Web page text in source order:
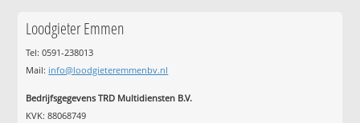
Loodgieter Emmen
Tel: 0591-238013
Mail: info@loodgieteremmenbv.nl
Bedrijfsgegevens TRD Multidiensten B.V.
KVK: 88068749